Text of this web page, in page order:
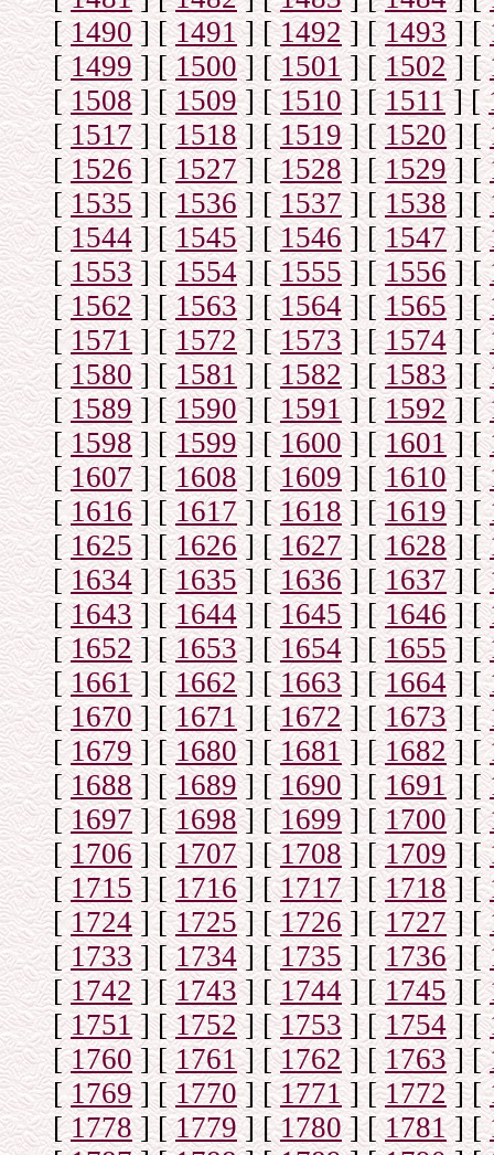
[1490] [1491] [1492] [1493] [
[1499] [1500] [1501] [1502] [
[1508] [1509] [1510] [1511] [
[1517] [1518] [1519] [1520] [
[1526] [1527] [1528 ] [1529] [
[1535] [1536] [1537] [1538] [
[1544] [1545] [1546] [1547] [
[1553] [1554] [1555] [1556] [
[1562] [1563] [1564] [1565] [
[1571] [1572] [1573 ] [1574] [
[1580] [1581] [1582] [1583] [
[1589] [1590] [1591] [1592] [
[1598] [1599] [1600] [1601] [
[1607] [1608] [1609] [1610] [
[1616] [1617] [1618] [1619] [
[1625] [1626] [1627] [1628] [
[1634] [1635] [1636 ] [1637] [
[1643] [1644] [1645] [1646] [
[1652] [1653] [1654] [1655] [
[1661] [1662] [1663] [1664] [
[1670] [1671] [1672] [1673] [
[1679] [1680] [1681 ] [1682] [
[1688] [1689] [1690] [1691] [
[1697] [1698] [1699] [1700] [
[1706] [1707] [1708] [1709] [
[1715] [1716] [1717] [1718] [
[1724] [1725] [1726] [1727] [
[1733] [1734] [1735] [1736] [
[1742] [1743] [1744] [1745] [
[1751] [1752] [1753] [1754] [
[1760] [1761] [1762] [1763] [
[ 1769] [1770] [1771] [1772] [
[1778] [1779] [1780] [1781] [